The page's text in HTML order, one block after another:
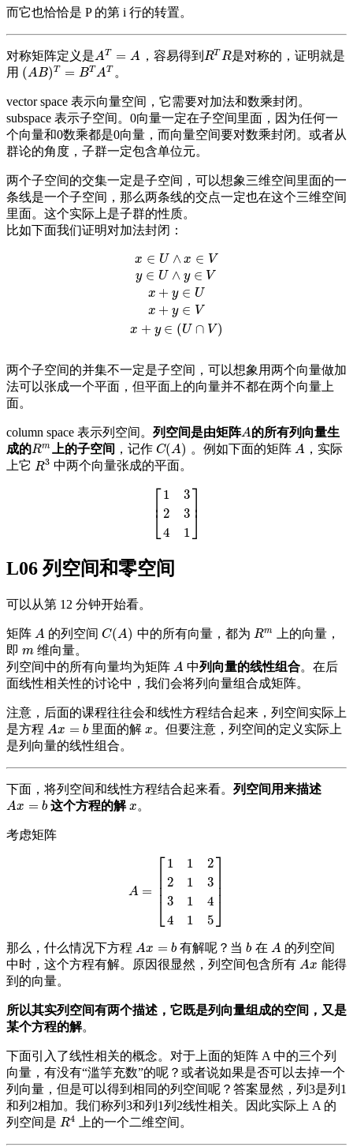
而它也恰恰是 P 的第 i 行的转置。
对称矩阵定义是AT = A
AT =A ，容易得到 RT R
RT R 是对称的，证明就是
用 (AB)T = BT AT
(AB)T= BT AT 。
vector space 表示向量空间，它需要对加法和数乘封闭。
subspace 表示子空间。0向量一定在子空间里面，因为任何一
个向量和0数乘都是0向量，而向量空间要对数乘封闭。或者从
群论的角度，子群一定包含单位元。
两个子空间的交集一定是子空间，可以想象三维空间里面的一
条线是一个子空间，那么两条线的交点一定也在这个三维空间
里面。这个实际上是子群的性质。
比如下面我们证明对加法封闭：
x ∈ U ∧ x ∈ V
y ∈ U ∧ y ∈ V
x + y ∈ U
x + y ∈ V
x + y ∈ (U ∩ V )
∧y ∈ Vx +y∈ U x+
两个子空间的并集不一定是子空间，可以想象用两个向量做加
法可以张成一个平面，但平面上的向量并不都在两个向量上
面。
column space 表示列空间。 列空间是由矩阵A
A的所有列向量生
成的Rm
Rm 上的子空间 ，记作 C(A)
C(A) 。例如下面的矩阵 A
A ，实际
上它 R3
R3 中两个向量张成的平面。
⎡
⎣
⎢ 1
2
4
3
3
1
⎤
⎦⎥
[1 3 41 ]
L06 列空间和零空间
可以从第 12 分钟开始看。
矩阵 A
A 的列空间C(A)
C(A) 中的所有向量，都为 Rm
Rm
上的向量，
即 m
m 维向量。
列空间中的所有向量均为矩阵 A
A 中列向量的线性组合。在后
面线性相关性的讨论中，我们会将列向量组合成矩阵。
注意，后面的课程往往会和线性方程结合起来，列空间实际上
是方程 Ax = b
Ax= b 里面的解 x
x 。但要注意，列空间的定义实际上
是列向量的线性组合。
下面，将列空间和线性方程结合起来看。 列空间用来描述
Ax = b
Ax= b 这个方程的解 x
x 。
考虑矩阵
A =
⎡
⎣
⎢⎢⎢
1
2
3
4
1
1
1
1
2
3
4
5
⎤
⎦
⎥⎥⎥
A=[1 12 5
那么，什么情况下方程 Ax = b
Ax= b 有解呢？当 b
b 在 A
A 的列空间
中时，这个方程有解。原因很显然，列空间包含所有 Ax
Ax 能得
到的向量。
所以其实列空间有两个描述，它既是列向量组成的空间，又是
某个方程的解。
下面引入了线性相关的概念。对于上面的矩阵 A 中的三个列
向量，有没有“滥竽充数”的呢？或者说如果是否可以去掉一个
列向量，但是可以得到相同的列空间呢？答案显然，列3是列1
和列2相加。我们称列3和列1列2线性相关。因此实际上 A 的
列空间是 R4
R4 上的一个二维空间。